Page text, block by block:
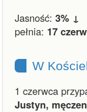
Jasność: 3% ↓
pełnia: 17
W
1 czerwca
Justyn,